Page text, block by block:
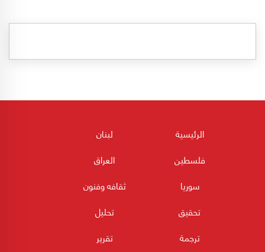
الرئيسية
لبنان
فلسطين
العراق
سوريا
ثقافه وفنون
تحقيق
تحليل
ترجمة
تقرير